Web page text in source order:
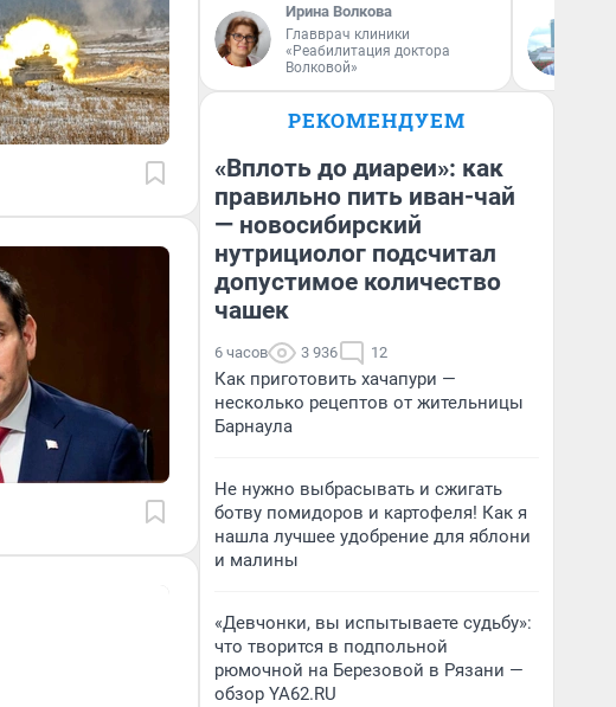
Ирина Волкова
Главврач клиники
«Реабилитация доктора
Волковой»
РЕКОМЕНДУЕМ
«Вплоть до диареи»: как
правильно пить иван-чай
— новосибирский
нутрициолог подсчитал
допустимое количество
чашек
6 часов 3 936 12
Как приготовить хачапури —
несколько рецептов от жительницы
Барнаула
Не нужно выбрасывать и сжигать
ботву помидоров и картофеля! Как я
нашла лучшее удобрение для яблони
и малины
«Девчонки, вы испытываете судьбу»:
что творится в подпольной
рюмочной на Березовой в Рязани —
обзор YA62.RU